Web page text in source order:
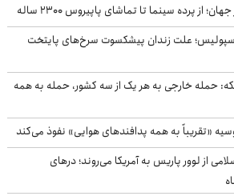
از پرده سینما تا تماشای پاپیروس ۲۳۰۰ ساله
علت زندان پیشکسوت سرخ‌های پایتخت
حمله خارجی به هر یک از سه کشور، حمله به همه
«تقریباً به همه پدافندهای هوایی» نفوذ می‌کند
هنر اسلامی از لوور پاریس به آمریکا می‌روند؛ درهای